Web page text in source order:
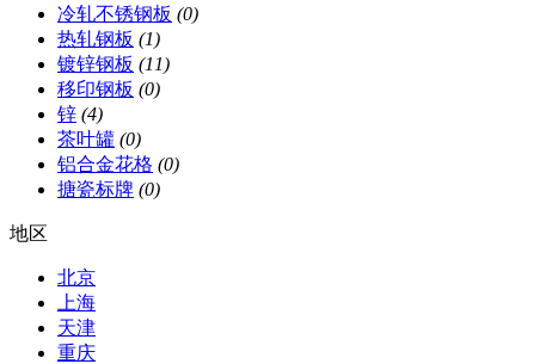
冷轧不锈钢板 (0)
热轧钢板 (1)
镀锌钢板 (11)
移印钢板 (0)
锌 (4)
茶叶罐 (0)
铝合金花格 (0)
搪瓷标牌 (0)
地区
北京
上海
天津
重庆